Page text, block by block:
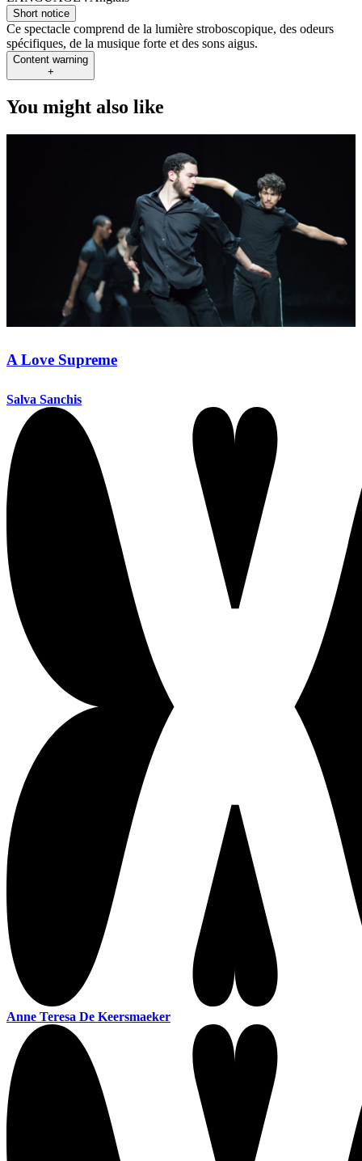
Short notice
Ce spectacle comprend de la lumière stroboscopique, des odeurs
spécifiques, de la musique forte et des sons aigus.
Content warning
+
You might also like
A Love Supreme
Salva Sanchis
Anne Teresa De Keersmaeker